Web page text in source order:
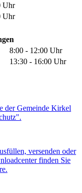
Uhr
Uhr
8:00 - 12:00 Uhr
13:30 - 16:00 Uhr
der Gemeinde Kirkel
versenden oder
finden Sie